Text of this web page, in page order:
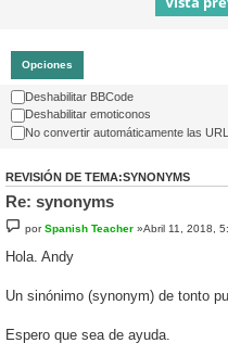
Opciones
Deshabilitar BBCode
Deshabilitar emoticonos
No convertir automáticamente las
REVISIÓN DE TEMA:SYNONYMS
Re: synonyms
porSpanish Teacher »Abril 11, 2018,
Hola. Andy
Un sinónimo (synonym) de tonto
Espero que sea de ayuda.